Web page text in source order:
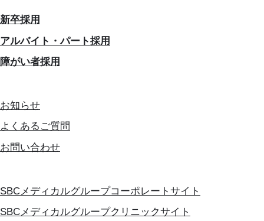
新卒採用
アルバイト・パート採用
障がい者採用
お知らせ
よくあるご質問
お問い合わせ
SBCメディカルグループコーポレートサイト
SBCメディカルグループクリニックサイト